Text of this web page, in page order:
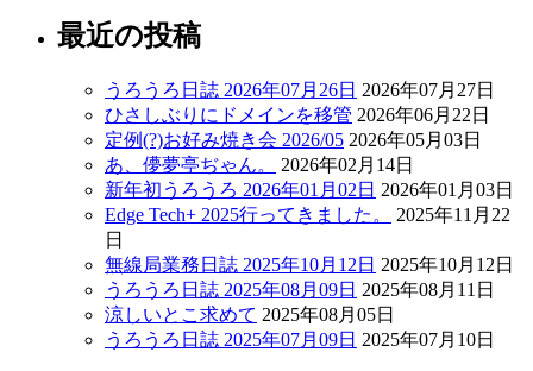
最近の投稿
うろうろ日誌 2026年07月26日 2026年07月27日
ひさしぶりにドメインを移管 2026年06月22日
定例(?)お好み焼き会 2026/05 2026年05月03日
あ、儚夢亭ぢゃん。
2026年02月14日
新年初うろうろ 2026年01月02日 2026年01月03日
Edge Tech+ 2025行ってきました。
2025年11月22
日
無線局業務日誌 2025年10月12日 2025年10月12日
うろうろ日誌 2025年08月09日 2025年08月11日
涼しいとこ求めて 2025年08月05日
うろうろ日誌 2025年07月09日 2025年07月10日